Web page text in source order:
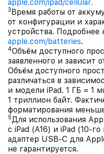
apple.com/ipad/cellular.
3Время работы от
от конфигурации и
устройства. Подробнее
apple.com/batteries.
4Объём доступного
заявленного и зависит
Объём доступного
различаться в
и модели iPad. 1 ГБ = 1
1 триллион байт.
форматирования
5Для использования
с iPad (A16) и iPad (10-
адаптер USB-C для
не гарантируется.